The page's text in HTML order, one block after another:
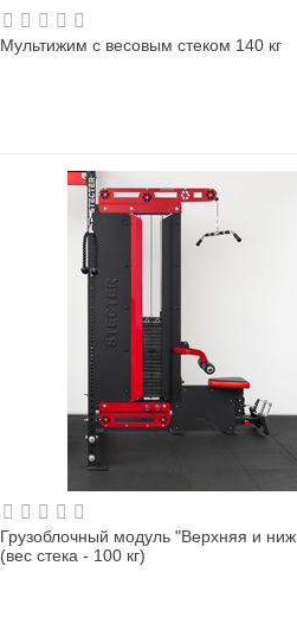
Мультижим с весовым стеком 140 кг
Грузоблочный модуль "Верхняя и
(вес стека - 100 кг)